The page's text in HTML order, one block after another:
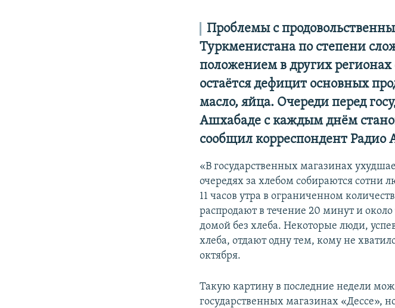
Проблемы с
Туркменистана по степени
положением в других
остаётся дефицит основных
масло, яйца. Очереди перед
Ашхабаде с каждым днём
сообщил корреспондент Радио
«В государственных магазинах
очередях за хлебом собираются сотни
11 часов утра в ограниченном
распродают в течение 20 минут и
домой без хлеба. Некоторые люди,
хлеба, отдают одну тем, кому не
октября.
Такую картину в последние недели
государственных магазинах «Дессе»,